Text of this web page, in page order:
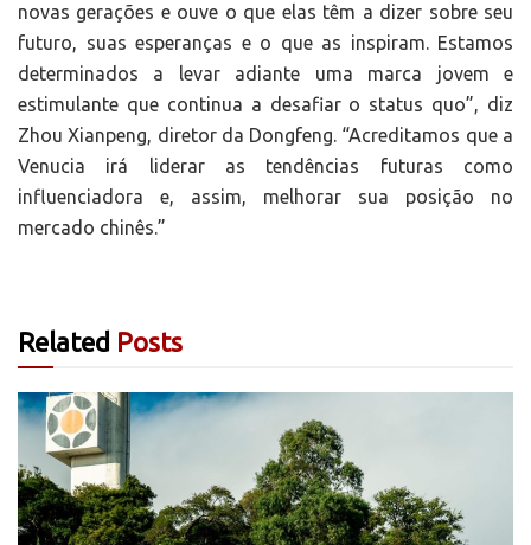
novas gerações e ouve o que elas têm a dizer sobre seu
futuro, suas esperanças e o que as inspiram. Estamos
determinados a levar adiante uma marca jovem e
estimulante que continua a desafiar o status quo”, diz
Zhou Xianpeng, diretor da Dongfeng. “Acreditamos que a
Venucia irá liderar as tendências futuras como
influenciadora e, assim, melhorar sua posição no
mercado chinês.”
Related Posts